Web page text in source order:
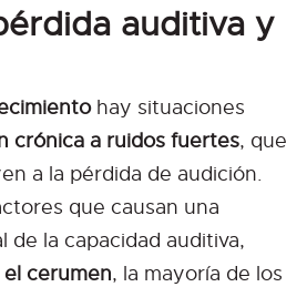
auditiva y
hay situaciones
crónica a ruidos fuertes, que
a la pérdida de audición.
que causan una
de la capacidad auditiva,
el cerumen, la mayoría de los